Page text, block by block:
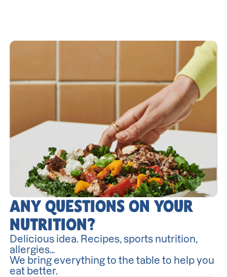
ANY QUESTIONS ON YOUR
NUTRITION?
Delicious idea. Recipes, sports nutrition,
allergies…
We bring everything to the table to help you
eat better.